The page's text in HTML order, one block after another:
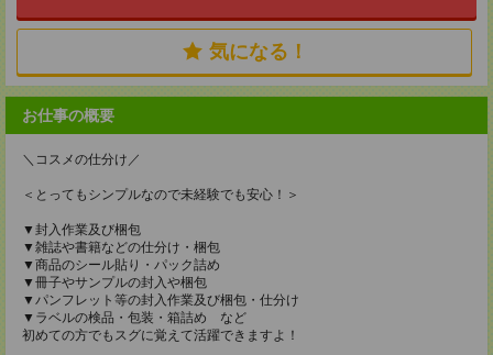
気になる！
お仕事の概要
＼コスメの仕分け／
＜とってもシンプルなので未経験でも安心！＞
▼封入作業及び梱包
▼雑誌や書籍などの仕分け・梱包
▼商品のシール貼り・パック詰め
▼冊子やサンプルの封入や梱包
▼パンフレット等の封入作業及び梱包・仕分け
▼ラベルの検品・包装・箱詰め など
初めての方でもスグに覚えて活躍できますよ！